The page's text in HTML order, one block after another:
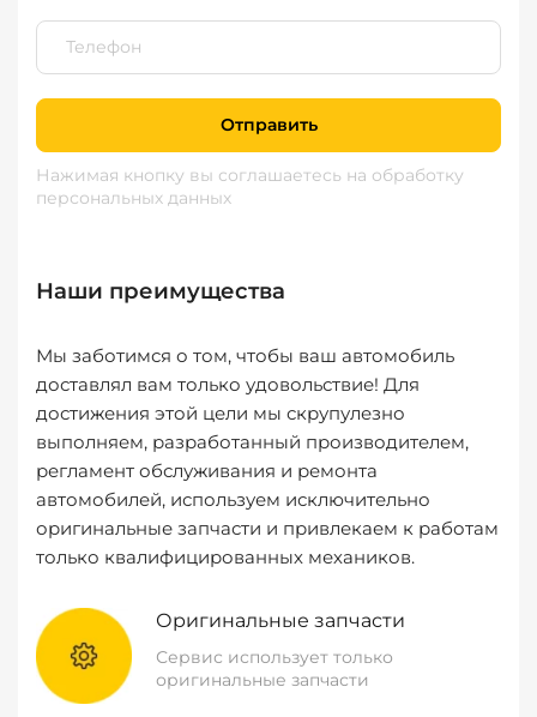
Отправить
Нажимая кнопку вы соглашаетесь на обработку
персональных данных
Наши преимущества
Мы заботимся о том, чтобы ваш автомобиль
доставлял вам только удовольствие! Для
достижения этой цели мы скрупулезно
выполняем, разработанный производителем,
регламент обслуживания и ремонта
автомобилей, используем исключительно
оригинальные запчасти и привлекаем к работам
только квалифицированных механиков.
Оригинальные запчасти
Сервис использует только
оригинальные запчасти